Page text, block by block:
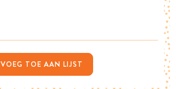
VOEG TOE AAN LIJST